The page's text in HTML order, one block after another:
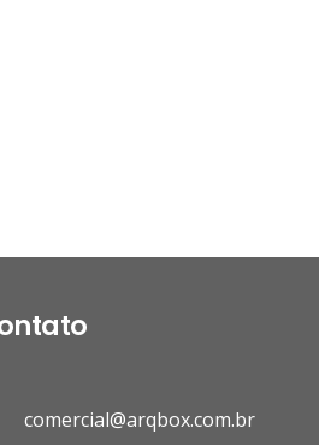
comercial@arqbox.com.br